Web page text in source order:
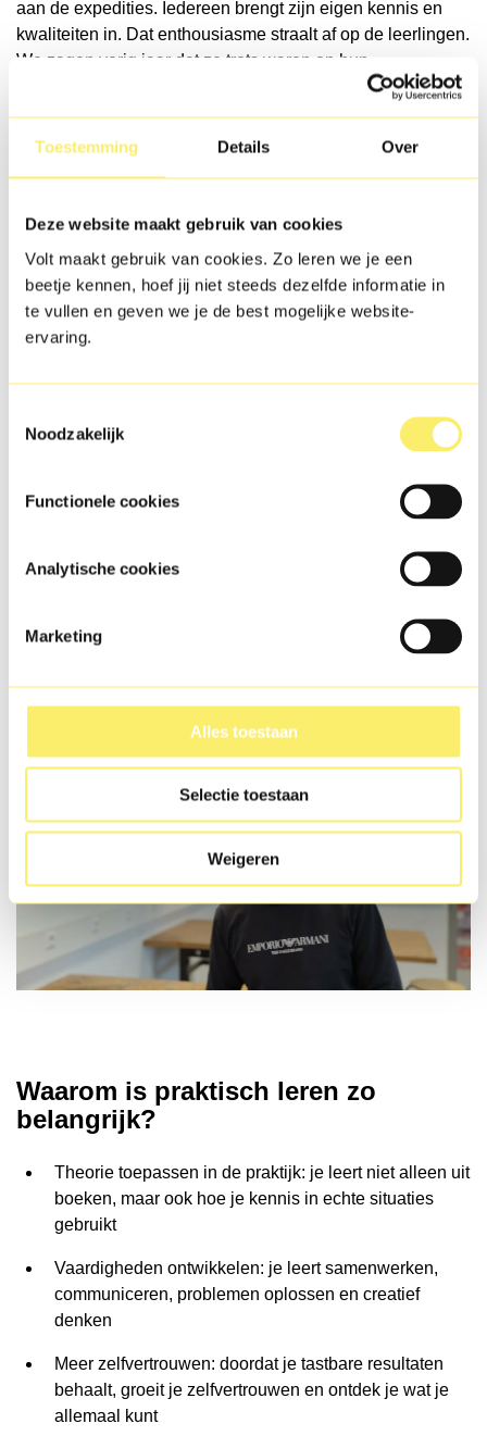
Toestemming Details Over
Deze website maakt gebruik van cookies
Volt maakt gebruik van cookies. Zo leren we je een
beetje kennen, hoef jij niet steeds dezelfde informatie in
te vullen en geven we je de best mogelijke website-
ervaring.
Noodzakelijk
Functionele cookies
Analytische cookies
Marketing
Alles toestaan
Selectie toestaan
Weigeren
aan de expedities. Iedereen brengt zijn eigen kennis en
kwaliteiten in. Dat enthousiasme straalt af op de leerlingen.
We zagen vorig jaar dat ze trots waren op hun
eindresultaat en al uitkeken naar de volgende expeditie.’
Bekijk de video’s en ontdek
Expeditie VOLT!
onderwerpen waar ik nog niks van
Waarom is praktisch leren zo
belangrijk?
Theorie toepassen in de praktijk: je leert niet alleen uit
boeken, maar ook hoe je kennis in echte situaties
gebruikt
Vaardigheden ontwikkelen: je leert samenwerken,
communiceren, problemen oplossen en creatief
denken
Meer zelfvertrouwen: doordat je tastbare resultaten
behaalt, groeit je zelfvertrouwen en ontdek je wat je
allemaal kunt